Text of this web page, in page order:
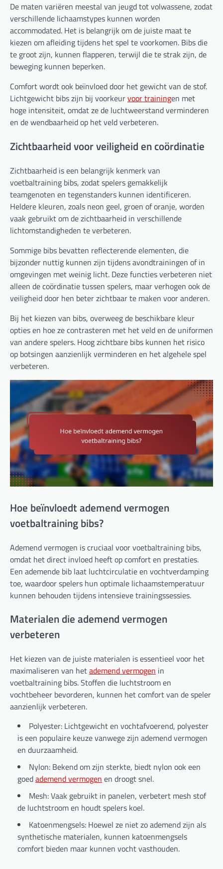
De maten variëren meestal van jeugd tot volwassene, zodat
verschillende lichaamstypes kunnen worden
accommodated. Het is belangrijk om de juiste maat te
kiezen om afleiding tijdens het spel te voorkomen. Bibs die
te groot zijn, kunnen flapperen, terwijl die te strak zijn, de
beweging kunnen beperken.
Comfort wordt ook beïnvloed door het gewicht van de stof.
Lichtgewicht bibs zijn bij voorkeurvoor trainingen met
hoge intensiteit, omdat ze de luchtweerstand verminderen
en de wendbaarheid op het veld verbeteren.
Zichtbaarheid voor veiligheid en coördinatie
Zichtbaarheid is een belangrijk kenmerk van
voetbaltraining bibs, zodat spelers gemakkelijk
teamgenoten en tegenstanders kunnen identificeren.
Heldere kleuren, zoals neon geel, groen of oranje, worden
vaak gebruikt om de zichtbaarheid in verschillende
lichtomstandigheden te verbeteren.
Sommige bibs bevatten reflecterende elementen, die
bijzonder nuttig kunnen zijn tijdens avondtrainingen of in
omgevingen met weinig licht. Deze functies verbeteren niet
alleen de coördinatie tussen spelers, maar verhogen ook de
veiligheid door hen beter zichtbaar te maken voor anderen.
Bij het kiezen van bibs, overweeg de beschikbare kleur
opties en hoe ze contrasteren met het veld en de uniformen
van andere spelers. Hoog zichtbare bibs kunnen het risico
op botsingen aanzienlijk verminderen en het algehele spel
verbeteren.
Hoe beïnvloedt ademend vermogen
voetbaltraining bibs?
Ademend vermogen is cruciaal voor voetbaltraining bibs,
omdat het direct invloed heeft op comfort en prestaties.
Een ademende bib laat luchtcirculatie en vochtverdamping
toe, waardoor spelers hun optimale lichaamstemperatuur
kunnen behouden tijdens intensieve trainingssessies.
Materialen die ademend vermogen
verbeteren
Het kiezen van de juiste materialen is essentieel voor het
maximaliseren van hetademend vermogen in
voetbaltraining bibs. Stoffen die luchtstroom en
vochtbeheer bevorderen, kunnen het comfort van de speler
aanzienlijk verbeteren.
Polyester: Lichtgewicht en vochtafvoerend, polyester
is een populaire keuze vanwege zijn ademend vermogen
en duurzaamheid.
Nylon: Bekend om zijn sterkte, biedt nylon ook een
goedademend vermogen en droogt snel.
Mesh: Vaak gebruikt in panelen, verbetert mesh stof
de luchtstroom en houdt spelers koel.
Katoenmengsels: Hoewel ze niet zo ademend zijn als
synthetische materialen, kunnen katoenmengsels
comfort bieden maar kunnen vocht vasthouden.